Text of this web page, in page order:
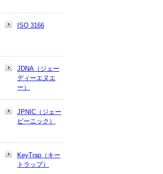
ISO 3166
JDNA（ジェー
ディーエヌエ
ー）
JPNIC（ジェー
ピーニック）
KeyTrap（キー
トラップ）